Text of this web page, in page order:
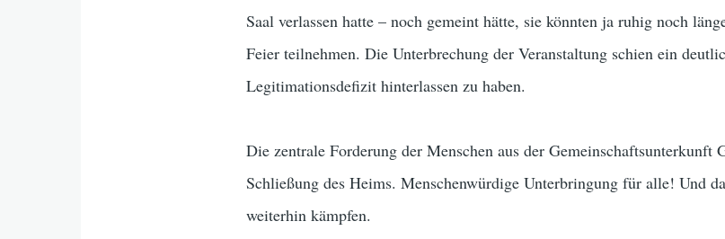
Saal verlassen hatte – noch gemeint hätte, sie könnten ja ruhig noch
Feier teilnehmen. Die Unterbrechung der Veranstaltung schien ein
Legitimationsdefizit hinterlassen zu haben.
Die zentrale Forderung der Menschen aus der Gemeinschaftsunterkunft
Schließung des Heims. Menschenwürdige Unterbringung für alle! Und
weiterhin kämpfen.